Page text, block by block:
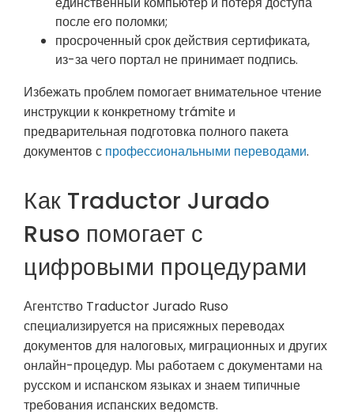
после его поломки;
просроченный срок действия сертификата,
из-за чего портал не принимает подпись.
Избежать проблем помогает внимательное чтение
инструкции к конкретному trámitе и
предварительная подготовка полного пакета
документов с профессиональными переводами.
Как Traductor Jurado
Ruso помогает с
цифровыми процедурами
Агентство Traductor Jurado Ruso
специализируется на присяжных переводах
документов для налоговых, миграционных и других
онлайн-процедур. Мы работаем с документами на
русском и испанском языках и знаем типичные
требования испанских ведомств.